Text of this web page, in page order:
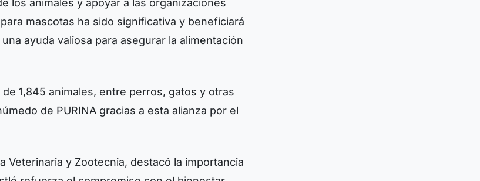
los animales y apoyar a las organizaciones
mascotas ha sido significativa y beneficiará
ayuda valiosa para asegurar la alimentación
1,845 animales, entre perros, gatos y otras
de PURINA gracias a esta alianza por el
Veterinaria y Zootecnia, destacó la importancia